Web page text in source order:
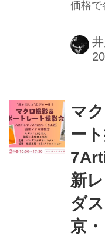
価格で
のお試
氏の
マ
ー
新
ダ
京